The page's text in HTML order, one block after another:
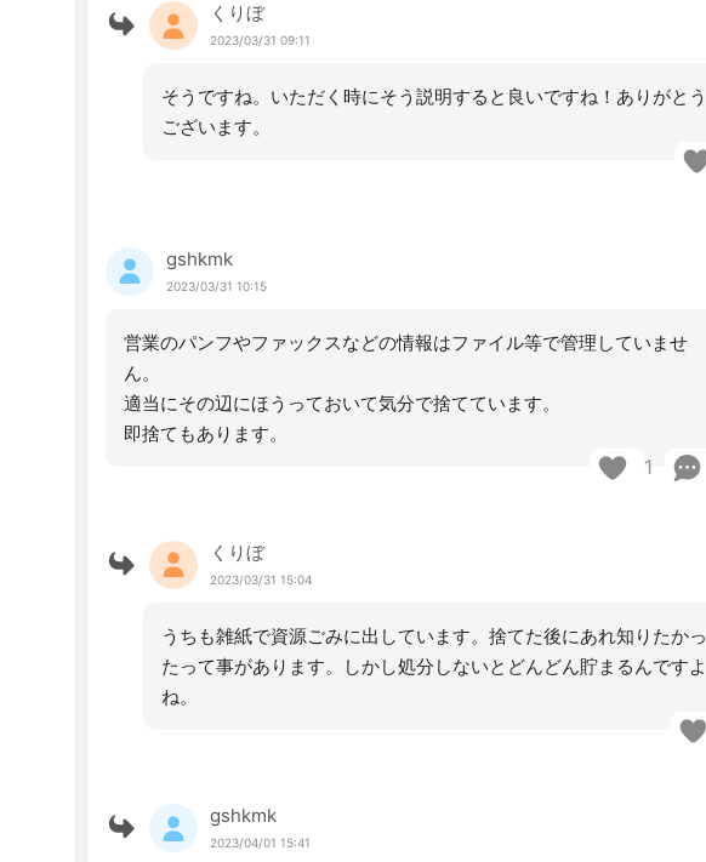
くりぼ
2023/03/31 09:11
そうですね。いただく時にそう説明すると良いですね！ありがとう
ございます。
gshkmk
2023/03/31 10:15
営業のパンフやファックスなどの情報はファイル等で管理していませ
ん。
適当にその辺にほうっておいて気分で捨てています。
即捨てもあります。
1
くりぼ
2023/03/31 15:04
うちも雑紙で資源ごみに出しています。捨てた後にあれ知りたかっ
たって事があります。しかし処分しないとどんどん貯まるんですよ
ね。
gshkmk
2023/04/01 15:41